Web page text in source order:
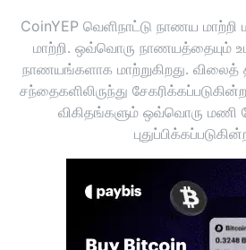
CoinYEP வெளிநாட்டு நாணய மாற்றி
மாற்றி. ஒவ்வொரு நாணயத்தையும்
நாணயங்களாக மாற்றுகிறது. விலைத்
சந்தைகளிலிருந்து
விகிதங்களும் ஒவ்வொரு மணி